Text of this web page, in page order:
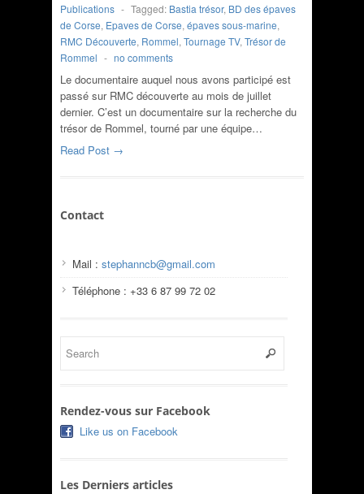
Publications - Tagged: Bastia trésor, BD des épaves
de Corse, Epaves de Corse, épaves sous-marine,
RMC Découverte, Rommel, Tournage TV, Trésor de
Rommel - no comments
Le documentaire auquel nous avons participé est
passé sur RMC découverte au mois de juillet
dernier. C’est un documentaire sur la recherche du
trésor de Rommel, tourné par une équipe…
Read Post →
Contact
Mail : stephanncb@gmail.com
Téléphone : +33 6 87 99 72 02
Rendez-vous sur Facebook
Like us on Facebook
Les Derniers articles